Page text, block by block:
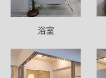
浴室